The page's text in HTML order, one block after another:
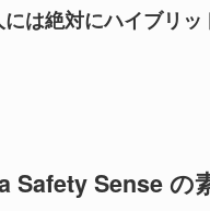
は絶対にハイブリッ
Safety Sense の